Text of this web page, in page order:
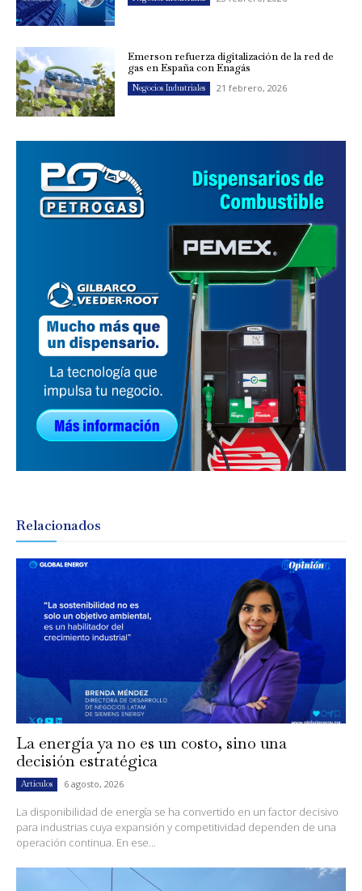
Emerson refuerza digitalización de la red de
gas en España con Enagás
Negocios Industriales 21 febrero, 2026
Relacionados
La energía ya no es un costo, sino una
decisión estratégica
Artículos 6 agosto, 2026
La disponibilidad de energía se ha convertido en un factor decisivo
para industrias cuya expansión y competitividad dependen de una
operación continua. En ese...